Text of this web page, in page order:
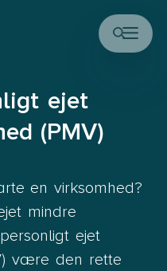
ejet
(PMV)
en virksomhed?
mindre
ejet
være den rette